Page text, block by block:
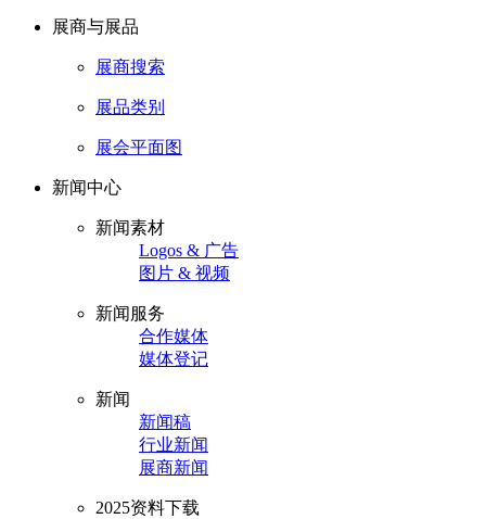
展商与展品
展商搜索
展品类别
展会平面图
新闻中心
新闻素材
Logos & 广告
图片 & 视频
新闻服务
合作媒体
媒体登记
新闻
新闻稿
行业新闻
展商新闻
2025资料下载